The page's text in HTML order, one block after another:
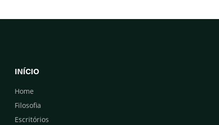
INÍCIO
Home
Filosofia
Escritórios